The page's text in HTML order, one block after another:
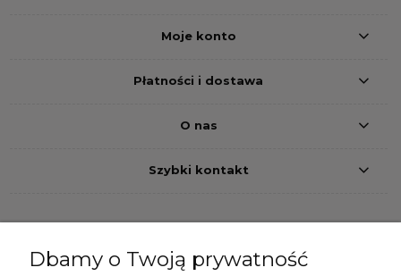
Moje konto
Płatności i dostawa
O nas
Szybki kontakt
Dbamy o Twoją prywatność